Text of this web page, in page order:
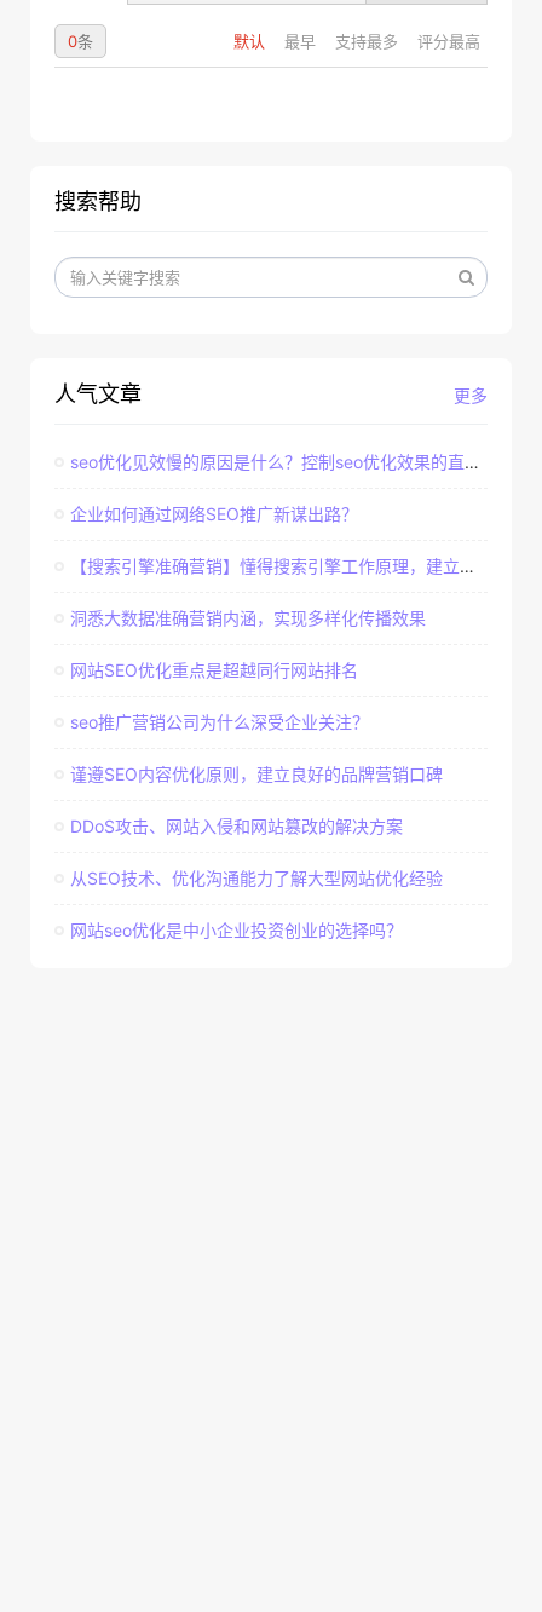
默认 最早 支持最多 评分最高
0条
搜索帮助
更多
人气文章
seo优化见效慢的原因是什么？控制seo优化效果的直接因素
企业如何通过网络SEO推广新谋出路？
【搜索引擎准确营销】懂得搜索引擎工作原理，建立准确客户群体
洞悉大数据准确营销内涵，实现多样化传播效果
网站SEO优化重点是超越同行网站排名
seo推广营销公司为什么深受企业关注？
谨遵SEO内容优化原则，建立良好的品牌营销口碑
DDoS攻击、网站入侵和网站篡改的解决方案
从SEO技术、优化沟通能力了解大型网站优化经验
网站seo优化是中小企业投资创业的选择吗？